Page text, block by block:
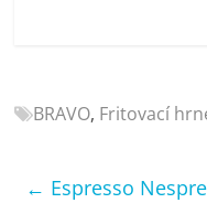
kávovary,
BRAVO, Fritovací
← Espresso